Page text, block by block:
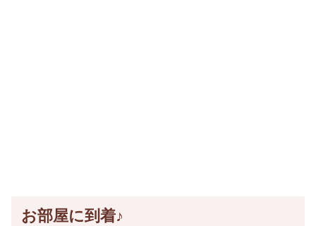
お部屋に到着♪